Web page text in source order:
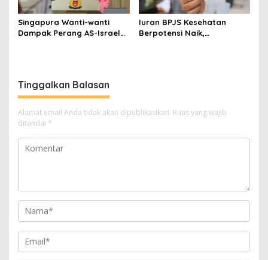
Singapura Wanti-wanti
Dampak Perang AS-Israel
Iuran BPJS Kesehatan
Berpotensi Naik,
Tinggalkan Balasan
Alamat email Anda tidak akan dipublikasikan. Ruas yang wajib
ditandai *